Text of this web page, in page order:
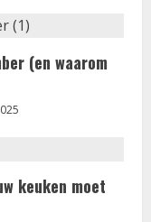
(en waarom
keuken moet